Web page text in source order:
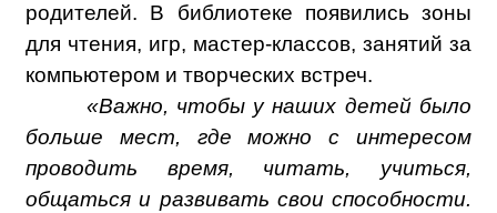
родителей. В библиотеке появились зоны
для чтения, игр, мастер-классов, занятий за
компьютером и творческих встреч.
«Важно, чтобы у наших детей было
больше мест, где можно с интересом
проводить время, читать, учиться,
общаться и развивать свои способности.